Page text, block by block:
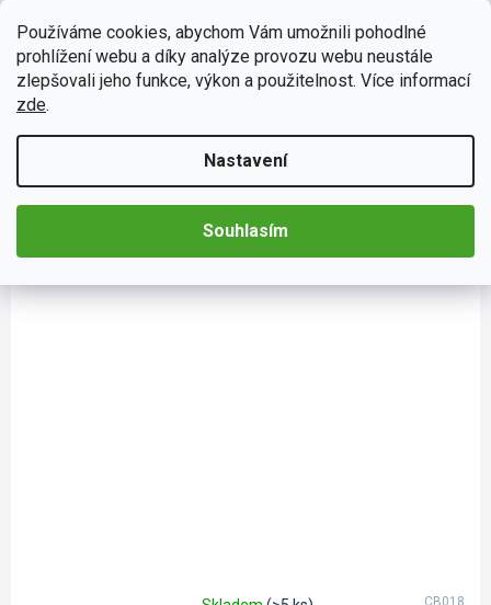
Používáme cookies, abychom Vám umožnili pohodlné
prohlížení webu a díky analýze provozu webu neustále
zlepšovali jeho funkce, výkon a použitelnost. Více informací
zde.
Nastavení
Souhlasím
Osvěžovač vzduchu California Scents, vůně Nové
auto
Průměrné
hodnocení
produktu
je
4,0
Skladem(>5 ks)
65 Kč Do košíku
Stačí otevřít plechovku s vonným olejem California Scents,...
CB018